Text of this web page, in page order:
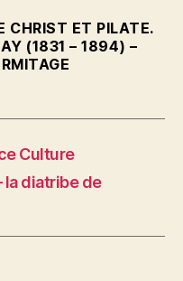
CHRIST ET PILATE.
(1831 – 1894) –
Culture
la diatribe de